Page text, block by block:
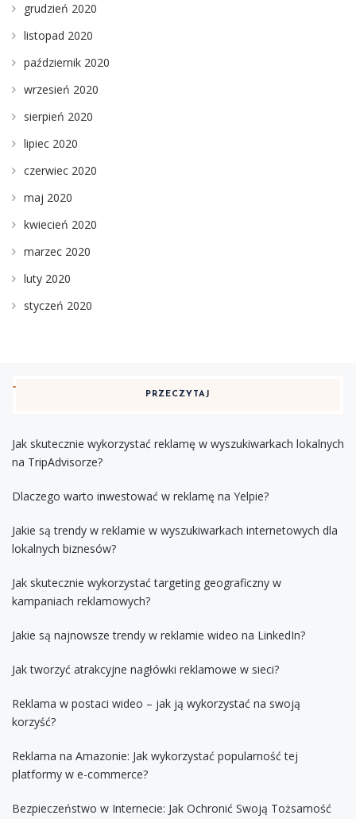
grudzień 2020
listopad 2020
październik 2020
wrzesień 2020
sierpień 2020
lipiec 2020
czerwiec 2020
maj 2020
kwiecień 2020
marzec 2020
luty 2020
styczeń 2020
PRZECZYTAJ
Jak skutecznie wykorzystać reklamę w wyszukiwarkach lokalnych
na TripAdvisorze?
Dlaczego warto inwestować w reklamę na Yelpie?
Jakie są trendy w reklamie w wyszukiwarkach internetowych dla
lokalnych biznesów?
Jak skutecznie wykorzystać targeting geograficzny w
kampaniach reklamowych?
Jakie są najnowsze trendy w reklamie wideo na LinkedIn?
Jak tworzyć atrakcyjne nagłówki reklamowe w sieci?
Reklama w postaci wideo – jak ją wykorzystać na swoją
korzyść?
Reklama na Amazonie: Jak wykorzystać popularność tej
platformy w e-commerce?
Bezpieczeństwo w Internecie: Jak Ochronić Swoją Tożsamość